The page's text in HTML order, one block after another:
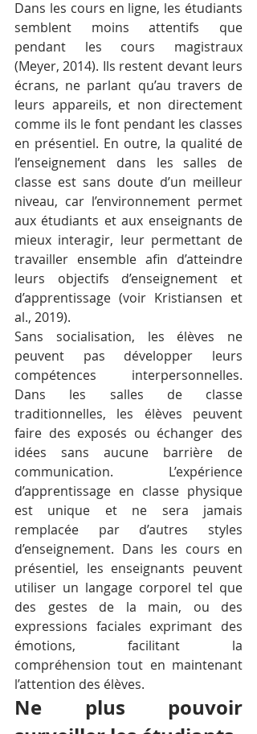
Dans les cours en ligne, les étudiants
semblent moins attentifs que
pendant les cours magistraux
(Meyer, 2014). Ils restent devant leurs
écrans, ne parlant qu’au travers de
leurs appareils, et non directement
comme ils le font pendant les classes
en présentiel. En outre, la qualité de
l’enseignement dans les salles de
classe est sans doute d’un meilleur
niveau, car l’environnement permet
aux étudiants et aux enseignants de
mieux interagir, leur permettant de
travailler ensemble afin d’atteindre
leurs objectifs d’enseignement et
d’apprentissage (voir Kristiansen et
al., 2019).
Sans socialisation, les élèves ne
peuvent pas développer leurs
compétences interpersonnelles.
Dans les salles de classe
traditionnelles, les élèves peuvent
faire des exposés ou échanger des
idées sans aucune barrière de
communication. L’expérience
d’apprentissage en classe physique
est unique et ne sera jamais
remplacée par d’autres styles
d’enseignement. Dans les cours en
présentiel, les enseignants peuvent
utiliser un langage corporel tel que
des gestes de la main, ou des
expressions faciales exprimant des
émotions, facilitant la
compréhension tout en maintenant
l’attention des élèves.
Ne plus pouvoir